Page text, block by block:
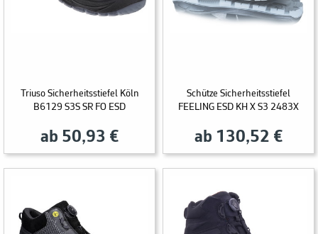
Triuso Sicherheitsstiefel Köln
B6129 S3S SR FO ESD
ab 50,93 €
Schütze Sicherheitsstiefel
FEELING ESD KH X S3 2483X
ab 130,52 €